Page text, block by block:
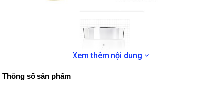
Xem thêm nội dung
Thông số sản phẩm